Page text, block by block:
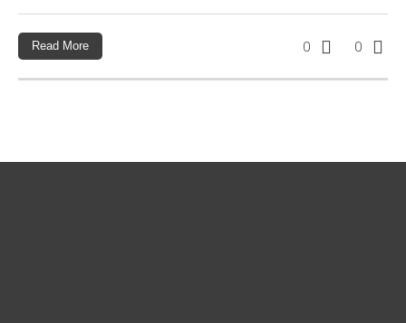
0 0
Read More